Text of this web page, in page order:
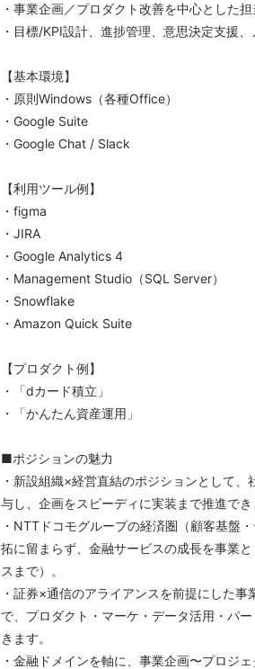
・事業企画／プロダクト改善を中心とした
・目標/KPI設計、進捗管理、意思決定支援
【基本環境】
・原則Windows（各種Office）
・Google Suite
・Google Chat / Slack
【利用ツール例】
・figma
・JIRA
・Google Analytics 4
・Management Studio（SQL Server）
・Snowflake
・Amazon Quick Suite
【プロダクト例】
・「dカード積立」
・「かんたん資産運用」
■ポジションの魅力
・新設組織×経営直結のポジションとして
与し、企画をスピーディに実装まで推進でき
・NTTドコモグループの経済圏（顧客基盤
拓に留まらず、金融サービスの成長を事業
スまで）。
・証券×通信のアライアンスを前提にした
で、プロダクト・マーケ・データ活用・パ
きます。
・金融ドメインを軸に、事業企画〜プロジ